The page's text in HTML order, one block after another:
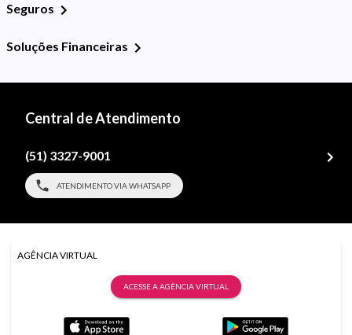
Seguros
Soluções Financeiras
Central de Atendimento
(51) 3327-9001
ATENDIMENTO VIA WHATSAPP
AGÊNCIA VIRTUAL
ACESSE A AGÊNCIA VIRTUAL